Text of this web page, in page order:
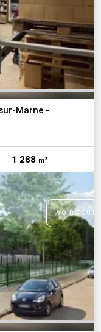
Marne -
1 288 m²
VOIR